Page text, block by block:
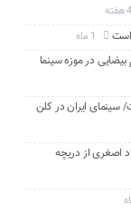
است
در موزه سینما
سینمای ایران در کلن
اصغری از دریچه